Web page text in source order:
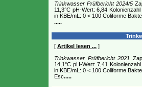
Trinkwasser Prüfbericht 2024/5
11,3°C pH-Wert: 6,84
in KBE/mL: 0 < 100 Coliforme
.....
[ Artikel lesen ... ]
Trinkwasser Prüfbericht 2021
14,1°C pH-Wert: 7,41
in KBE/mL: 0 < 100 Coliforme
Esc.....